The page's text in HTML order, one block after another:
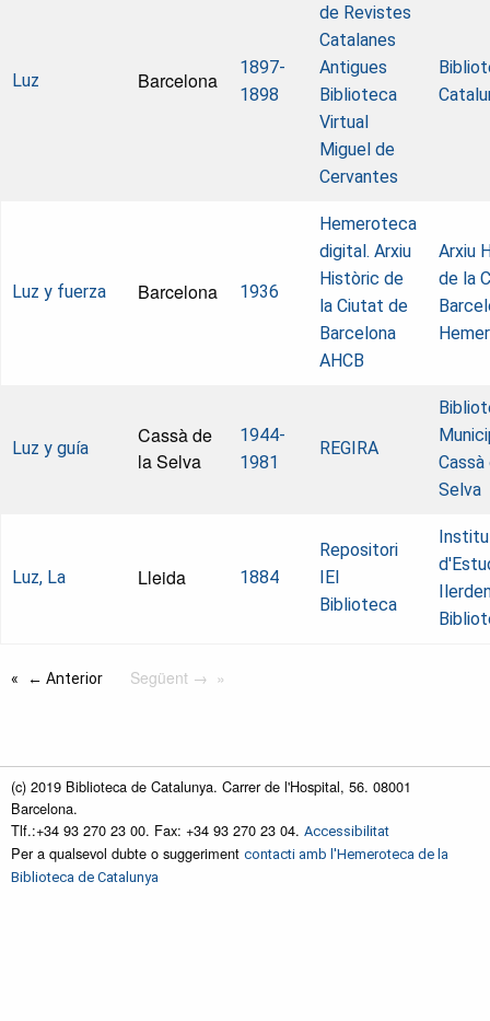
Luz Barcelona
1897-
1898
de Revistes
Catalanes
Antigues
Biblioteca
Virtual
Miguel de
Cervantes
Luz y fuerza Barcelona 1936
Hemeroteca
digital. Arxiu
Històric de
la Ciutat de
Barcelona
AHCB
Arxiu
de la
Luz y guía
Cassà de
la Selva
1944-
1981
REGIRA
Cassà
Selva
Luz, La Lleida 1884
Repositori
IEI
Biblioteca
← Anterior Següent →
(c) 2019 Biblioteca de Catalunya. Carrer de l'Hospital, 56. 08001
Barcelona.
Tlf.:+34 93 270 23 00. Fax: +34 93 270 23 04. Accessibilitat
Per a qualsevol dubte o suggeriment contacti amb l'Hemeroteca de la
Biblioteca de Catalunya